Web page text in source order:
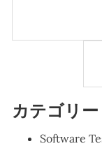
カテゴリー
Software